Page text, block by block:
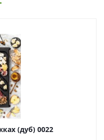
(дуб) 0022